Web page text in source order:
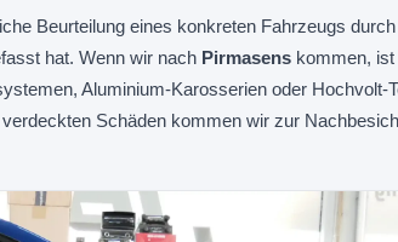
Beurteilung eines konkreten Fahrzeugs
hat. Wenn wir nach Pirmasens kommen,
Aluminium-Karosserien oder Hochvolt-
Schäden kommen wir zur